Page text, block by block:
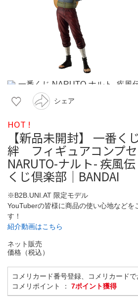
シェア
HOT !
【新品未開封】 一番く
絆 フィギュアコンプ
NARUTO-ナルト- 疾風
くじ倶楽部｜BANDAI
※B2B.UNI.AT 限定モデル
YouTuberの皆様に商品の使い心地などを
す！
紹介動画はこちら
ネット販売
価格（税込）
コメリカード番号登録、コメリカード
コメリポイント ： 7ポイント獲得